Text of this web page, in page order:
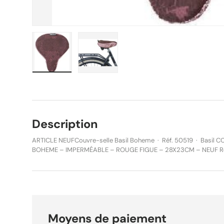
Description
ARTICLE NEUFCouvre-selle Basil Boheme · Réf. 50519 · Basil COUVRE-SELLE VÉLO BASIL
BOHEME – IMPERMÉABLE – ROUGE FIGUE – 28X23CM – NEUF Réf. fabricant : 50519 | EAN :
imperméable, 28x23cm, neuf en boîte d'origine. Imprimé
bagages. Dimensions 28 x 23cm. Neuf en boîte d'origine, jamais
Moyens de paiement